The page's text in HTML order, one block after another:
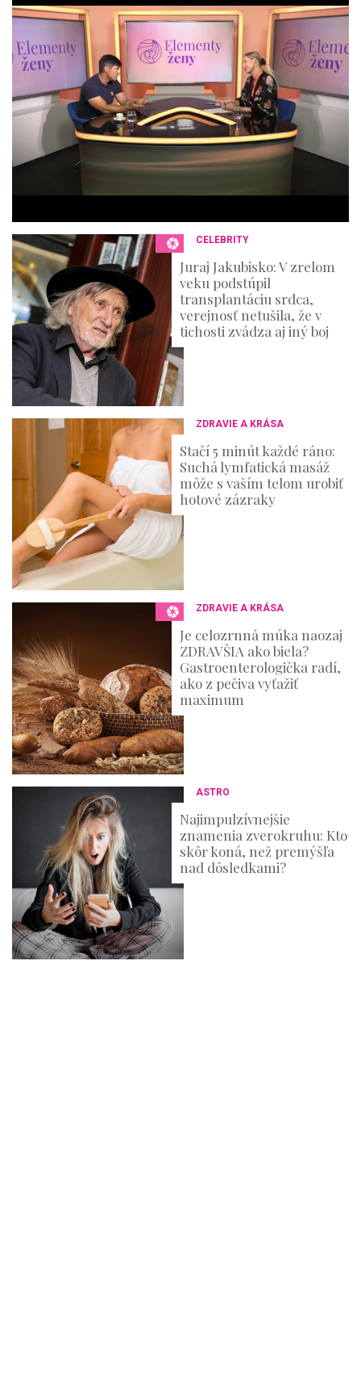
e
n
d
4
4
u
6
s
e
c
o
n
d
s
CELEBRITY
Juraj Jakubisko: V zrelom
veku podstúpil
transplantáciu srdca,
verejnosť netušila, že v
tichosti zvádza aj iný boj
ZDRAVIE A KRÁSA
Stačí 5 minút každé ráno:
Suchá lymfatická masáž
môže s vaším telom urobiť
hotové zázraky
ZDRAVIE A KRÁSA
Je celozrnná múka naozaj
ZDRAVŠIA ako biela?
Gastroenterologička radí,
ako z pečiva vyťažiť
maximum
ASTRO
Najimpulzívnejšie
znamenia zverokruhu: Kto
skôr koná, než premýšľa
nad dôsledkami?